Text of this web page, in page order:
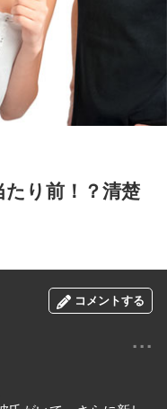
り前！？清楚
コメントする
...